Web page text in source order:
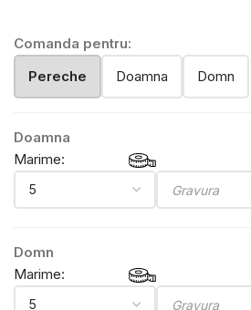
Comanda pentru:
Pereche
Doamna Domn
Doamna
Marime:
Domn
Marime: